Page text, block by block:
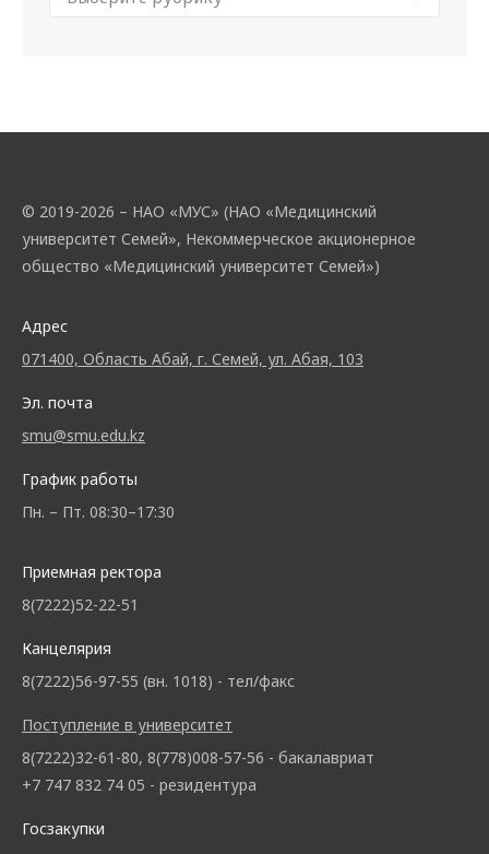
© 2019-2026 – НАО «МУС» (НАО «Медицинский
университет Семей», Некоммерческое акционерное
общество «Медицинский университет Семей»)
Адрес
071400, Область Абай, г. Семей, ул. Абая, 103
Эл. почта
smu@smu.edu.kz
График работы
Пн. – Пт. 08:30–17:30
Приемная ректора
8(7222)52-22-51
Канцелярия
8(7222)56-97-55 (вн. 1018) - тел/факс
Поступление в университет
8(7222)32-61-80, 8(778)008-57-56 - бакалавриат
+7 747 832 74 05 - резидентура
Госзакупки